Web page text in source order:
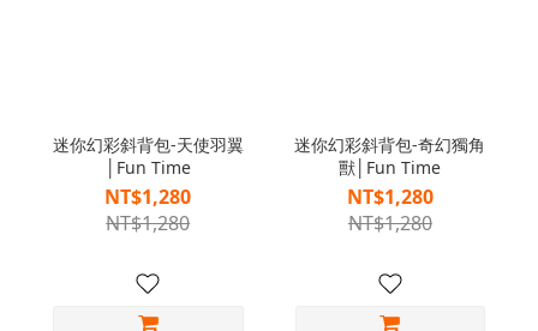
迷你幻彩斜背包-天使羽翼
│Fun Time
NT$1,280
NT$1,280
迷你幻彩斜背包-奇幻獨角
獸│Fun Time
NT$1,280
NT$1,280